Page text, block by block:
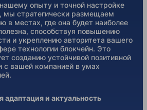
опыту и точной настройке
мы стратегически размещаем
в местах, где она будет наиболее
способствуя повышению
и укреплению авторитета вашего
технологии блокчейн. Это
созданию устойчивой позитивной
с вашей компанией в умах
адаптация и актуальность